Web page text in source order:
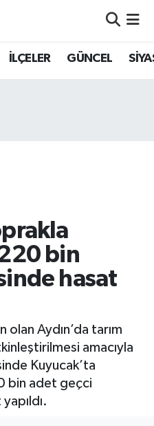
İLÇELER GÜNCEL
bin
hasat
Aydın’da tarım
amacıyla
Kuyucak’ta
bin adet geçci